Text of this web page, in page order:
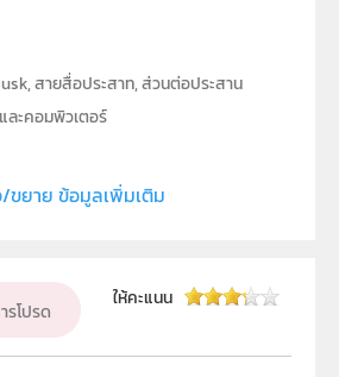
สายสื่อประสาท, ส่วนต่อประสาน
ละคอมพิวเตอร์
งคราม
เทคโนโลยี
ขยาย ข้อมูลเพิ่มเติม
รโปรด
ให้คะแนน